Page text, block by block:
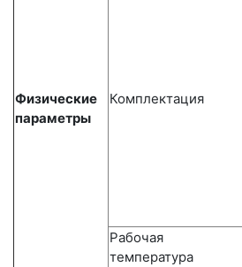
Физические
параметры
Комплектация
Рабочая
температура